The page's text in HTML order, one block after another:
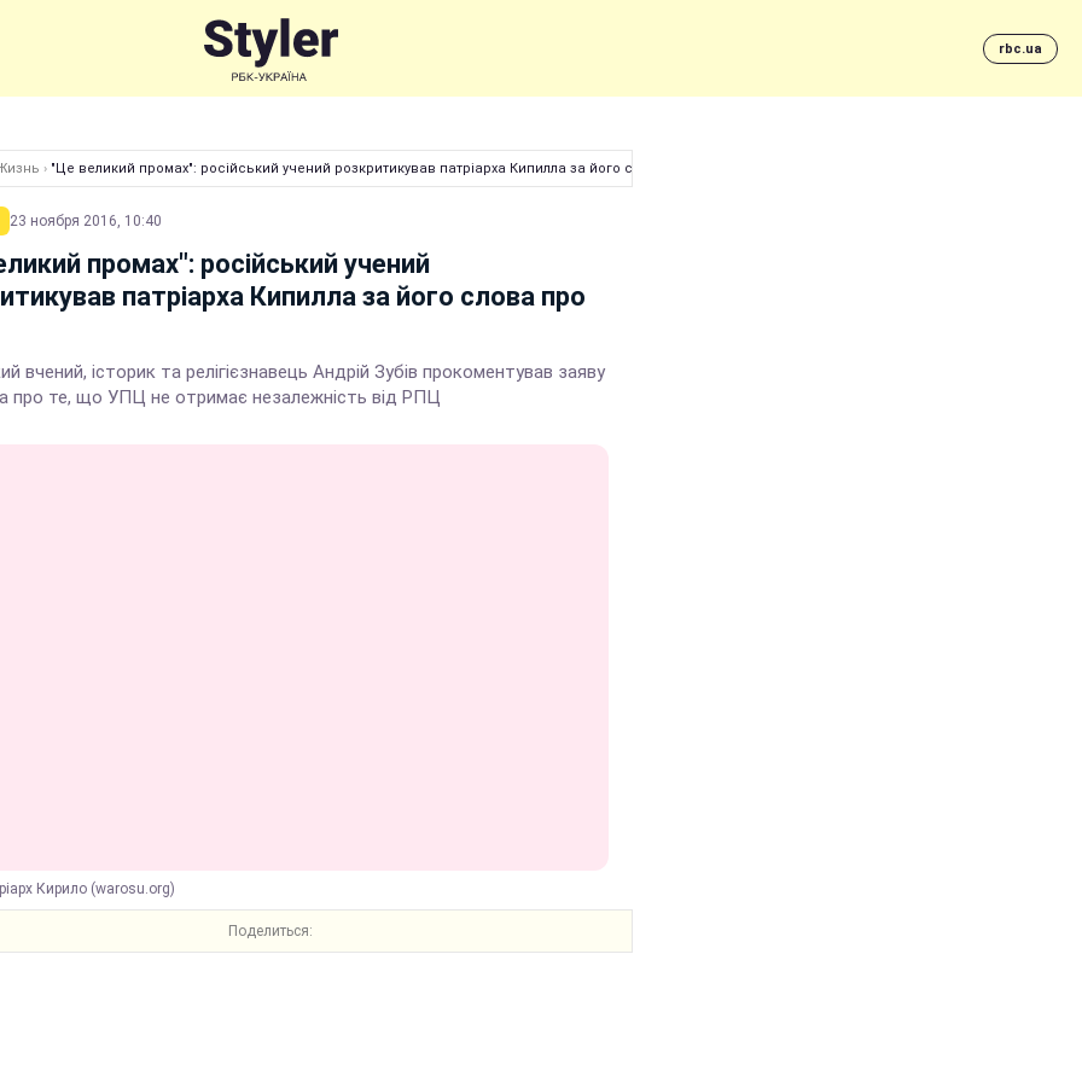
rbc.ua
› "Це великий промах": російський учений розкритикував патріарха Кипилла за його слова про УПЦ
23 ноября 2016, 10:40
промах": російський учений
патріарха Кипилла за його слова про
вчений, історик та релігієзнавець Андрій Зубів прокоментував заяву
про те, що УПЦ не отримає незалежність від РПЦ
Кирило (warosu.org)
Поделиться: